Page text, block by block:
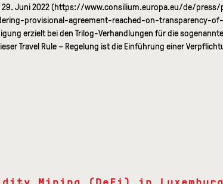
29. Juni 2022 (https://www.consilium.europa.eu/de/
provisional-agreement-reached-on-transparency-
erzielt bei den Trilog-Verhandlungen für die sogenannte
Travel Rule – Regelung ist die Einführung einer